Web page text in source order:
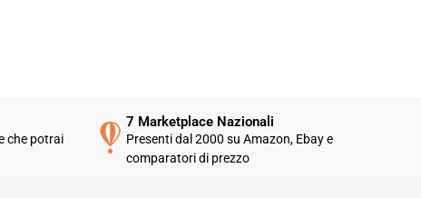
che potrai
7 Marketplace Nazionali
Presenti dal 2000 su Amazon, Ebay e
comparatori di prezzo